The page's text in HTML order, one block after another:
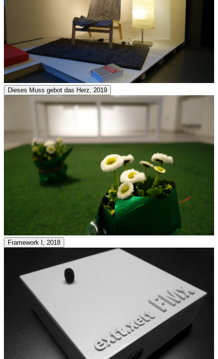
Dieses Muss gebot das Herz, 2019
Framework I, 2018